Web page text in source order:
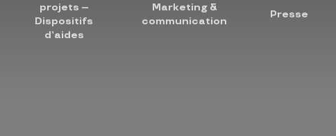
projets –
Dispositifs
d’aides
Marketing &
communication
Presse